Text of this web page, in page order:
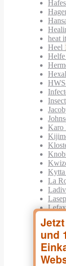
heat it
Heel
Helfe
Hexal
Karo
Kytta
La
Luuf